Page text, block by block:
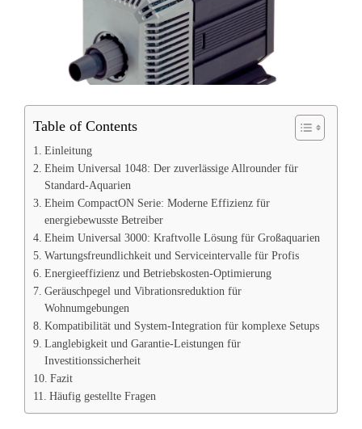
Table of Contents
Einleitung
Eheim Universal 1048: Der zuverlässige Allrounder für
Standard-Aquarien
Eheim CompactON Serie: Moderne Effizienz für
energiebewusste Betreiber
Eheim Universal 3000: Kraftvolle Lösung für Großaquarien
Wartungsfreundlichkeit und Serviceintervalle für Profis
Energieeffizienz und Betriebskosten-Optimierung
Geräuschpegel und Vibrationsreduktion für
Wohnumgebungen
Kompatibilität und System-Integration für komplexe Setups
Langlebigkeit und Garantie-Leistungen für
Investitionssicherheit
Fazit
Häufig gestellte Fragen